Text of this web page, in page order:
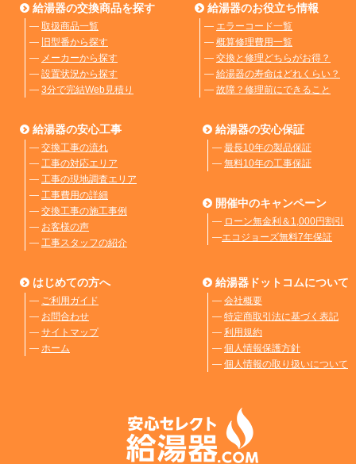
給湯器の交換商品を探す
― 取扱商品一覧
― 旧型番から探す
― メーカーから探す
― 設置状況から探す
― 3分で完結Web見積り
給湯器のお役立ち情報
― エラーコード一覧
― 概算修理費用一覧
― 交換と修理どちらがお得？
― 給湯器の寿命はどれくらい？
― 故障？修理前にできること
給湯器の安心工事
― 交換工事の流れ
― 工事の対応エリア
― 工事の現地調査エリア
― 工事費用の詳細
― 交換工事の施工事例
― お客様の声
― 工事スタッフの紹介
給湯器の安心保証
― 最長10年の製品保証
― 無料10年の工事保証
開催中のキャンペーン
― ローン無金利＆1,000円割引
―エコジョーズ無料7年保証
はじめての方へ
― ご利用ガイド
― お問合わせ
― サイトマップ
― ホーム
給湯器ドットコムについて
― 会社概要
― 特定商取引法に基づく表記
― 利用規約
― 個人情報保護方針
― 個人情報の取り扱いについて